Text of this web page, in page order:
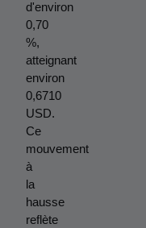
d'environ
0,70
%,
atteignant
environ
0,6710
USD.
Ce
mouvement
à
la
hausse
reflète